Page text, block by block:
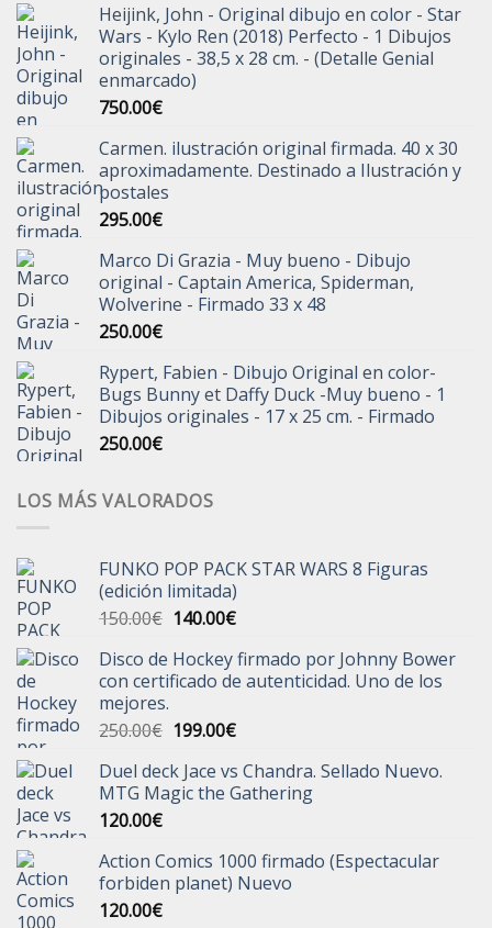
Heijink, John - Original dibujo en color - Star
Wars - Kylo Ren (2018) Perfecto - 1 Dibujos
originales - 38,5 x 28 cm. - (Detalle Genial
enmarcado)
750.00€
Carmen. ilustración original firmada. 40 x 30
aproximadamente. Destinado a Ilustración y
postales
295.00€
Marco Di Grazia - Muy bueno - Dibujo
original - Captain America, Spiderman,
Wolverine - Firmado 33 x 48
250.00€
Rypert, Fabien - Dibujo Original en color-
Bugs Bunny et Daffy Duck -Muy bueno - 1
Dibujos originales - 17 x 25 cm. - Firmado
250.00€
LOS MÁS VALORADOS
FUNKO POP PACK STAR WARS 8 Figuras
(edición limitada)
150.00€ El
original
era:
140.00€El
actual
es:
Disco de Hockey firmado por Johnny Bower
con certificado de autenticidad. Uno de los
mejores.
250.00€ El
original
era:
199.00€El
actual
es:
Duel deck Jace vs Chandra. Sellado Nuevo.
MTG Magic the Gathering
120.00€
Action Comics 1000 firmado (Espectacular
forbiden planet) Nuevo
120.00€